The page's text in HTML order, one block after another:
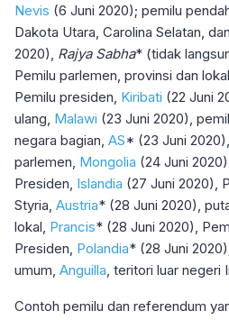
Nevis (6 Juni 2020); pemilu
Dakota Utara, Carolina Selatan,
2020), Rajya Sabha* (tidak
Pemilu parlemen, provinsi dan
Pemilu presiden, Kiribati (22 Juni
ulang, Malawi (23 Juni 2020),
negara bagian, AS* (23 Juni
parlemen, Mongolia (24 Juni
Presiden, Islandia (27 Juni 2020),
Styria, Austria* (28 Juni 2020),
lokal, Prancis* (28 Juni 2020),
Presiden, Polandia* (28 Juni
umum, Anguilla , teritori luar
Contoh pemilu dan referendum